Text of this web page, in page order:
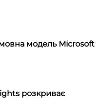
модель Microsoft
розкриває